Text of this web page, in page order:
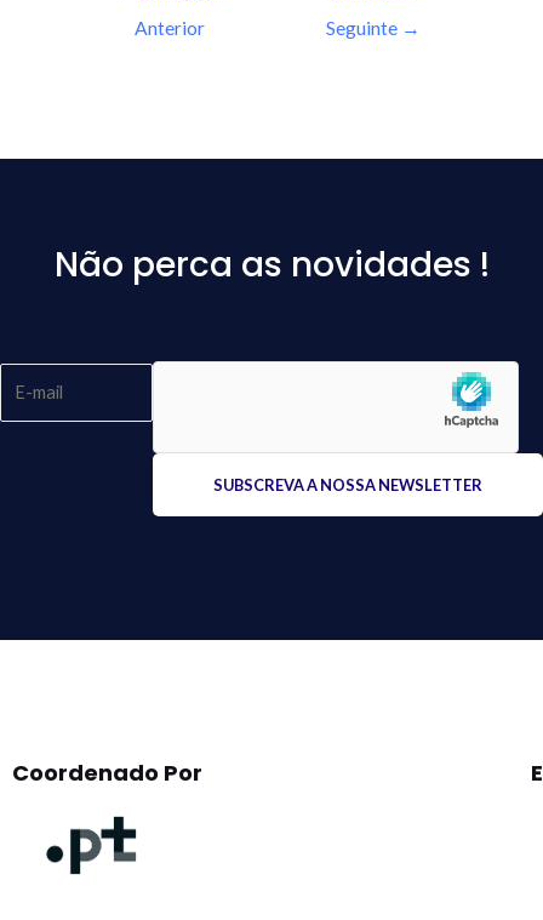
Anterior
Seguinte →
Não perca as novidades !
Coordenado Por